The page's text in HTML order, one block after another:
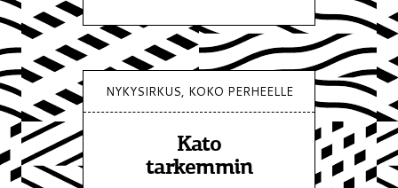
NYKYSIRKUS, KOKO PERHEELLE
Kato
tarkemmin